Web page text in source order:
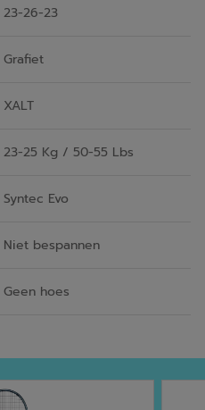
23-26-23
Grafiet
XALT
23-25 Kg / 50-55 Lbs
Syntec Evo
Niet bespannen
Geen hoes